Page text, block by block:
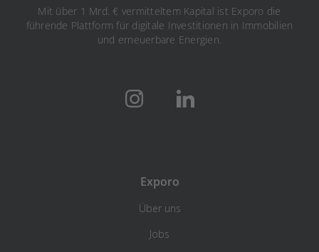
Mit über 1 Mrd. € vermitteltem Kapital ist Exporo die
führende Plattform für digitale Investitionen in Immobilien
und erneuerbare Energien.
Exporo
Über uns
Jobs